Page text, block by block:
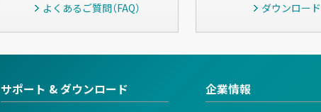
よくあるご質問（FAQ） ダウンロード
サポート & ダウンロード 企業情報